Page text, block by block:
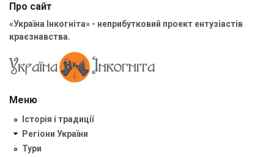
Про сайт
«Україна Інкогніта» - неприбутковий проект ентузіастів
краєзнавства.
Меню
Історія і традиції
Регіони України
Тури